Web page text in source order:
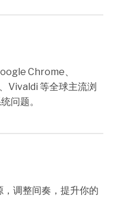
Chrome、
Vivaldi 等全球主流浏
问题。
调整间奏，提升你的